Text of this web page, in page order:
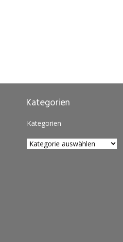
Kategorien
Kategorien